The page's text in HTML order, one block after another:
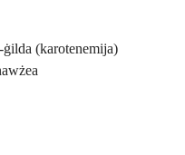
(karotenemija)